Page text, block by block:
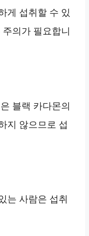
게 섭취할 수 있
의가 필요합니
블랙 카다몬의
지 않으므로 섭
는 사람은 섭취